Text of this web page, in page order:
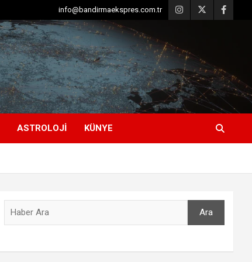
info@bandirmaekspres.com.tr
ASTROLOJI KÜNYE
Ara